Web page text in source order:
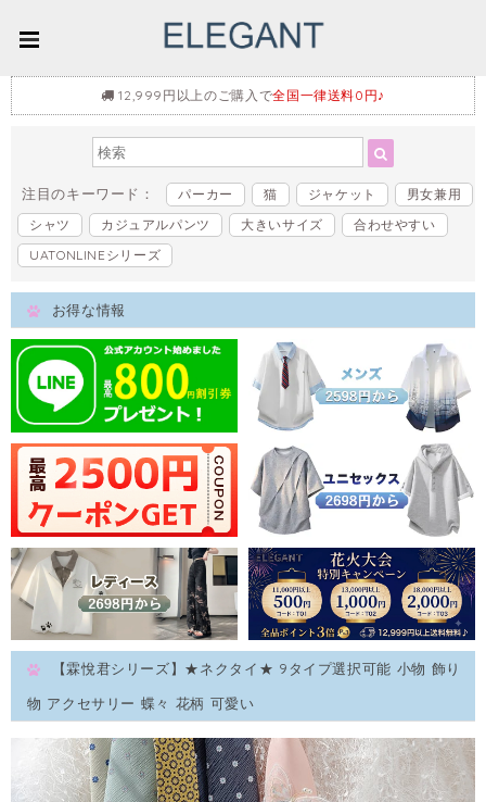
12,999円以上のご購入で全国一律送料0円♪
注目のキーワード： パーカー 猫 ジャケット
男女兼用
シャツ
カジュアルパンツ 大きいサイズ
合わせやすい
UATONLINEシリーズ
お得な情報
【霖悅君シリーズ】★ネクタイ★ 9タイプ選択可能 小物 飾り
物 アクセサリー 蝶々 花柄 可愛い